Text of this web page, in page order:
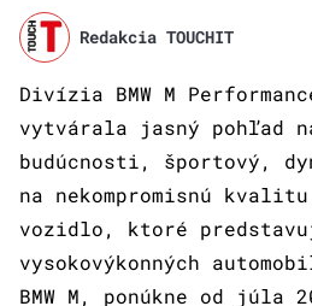
Redakcia TOUCHIT
Divízia BMW M
vytvárala jasný pohľad
budúcnosti, športový,
na nekompromisnú kvalitu.
vozidlo, ktoré
vysokovýkonných
BMW M, ponúkne od júla